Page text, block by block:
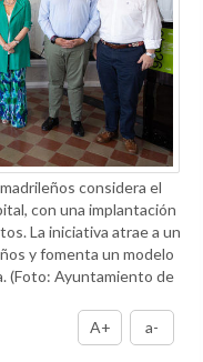
considera el
con una implantación
La iniciativa atrae a un
y fomenta un modelo
(Foto: Ayuntamiento de
A+
a-